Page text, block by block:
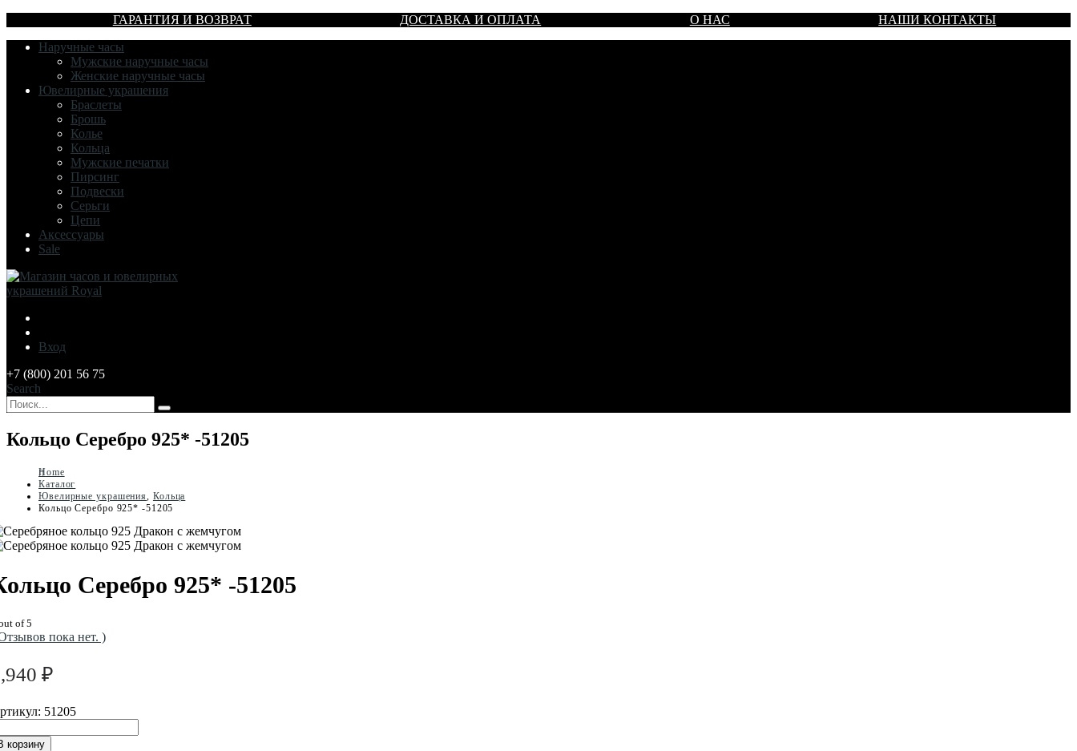
ГАРАНТИЯ И ВОЗВРАТ ДОСТАВКА И ОПЛАТА О НАС
НАШИ КОНТАКТЫ
Наручные часы
Мужские наручные часы
Женские наручные часы
Ювелирные украшения
Браслеты
Брошь
Колье
Кольца
Мужские печатки
Пирсинг
Подвески
Серьги
Цепи
Аксессуары
Sale
Вход
+7 (800) 201 56 75
Search
Кольцо Серебро 925* -51205
Home
Каталог
Ювелирные украшения, Кольца
Кольцо Серебро 925* -51205
Серебро 925* -51205
of 5
пока нет. )
₽
51205
корзину